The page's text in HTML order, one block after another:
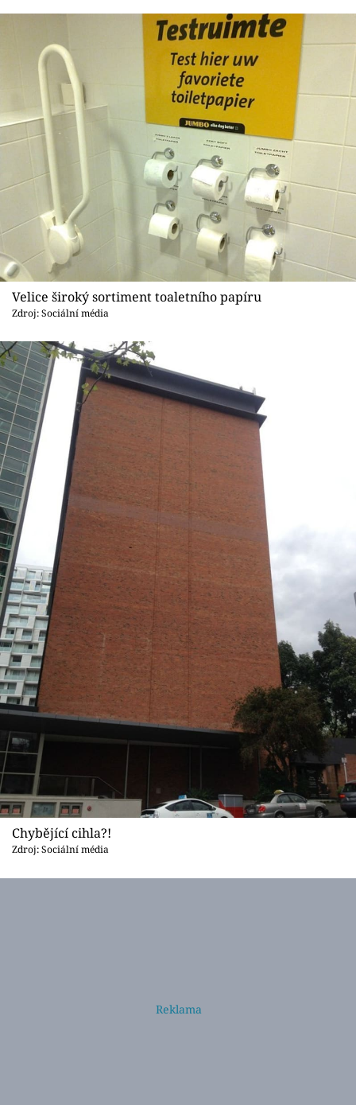
Velice široký sortiment toaletního papíru
Zdroj: Sociální média
Chybějící cihla?!
Zdroj: Sociální média